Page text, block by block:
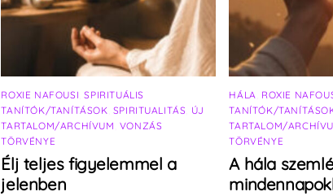
ROXIE NAFOUSI ,SPIRITUÁLIS
TANÍTÓK/TANÍTÁSOK SPIRITUALITÁS ÚJ
TARTALOM/ARCHÍVUM VONZÁS
TÖRVÉNYE
Élj teljes figyelemmel a
jelenben
HÁLA ROXIE
TANÍTÓK/
TARTALOM/
TÖRVÉNYE
A hála